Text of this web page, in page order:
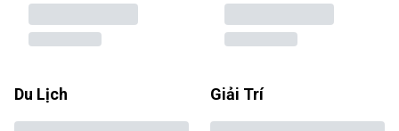
Du Lịch Giải Trí